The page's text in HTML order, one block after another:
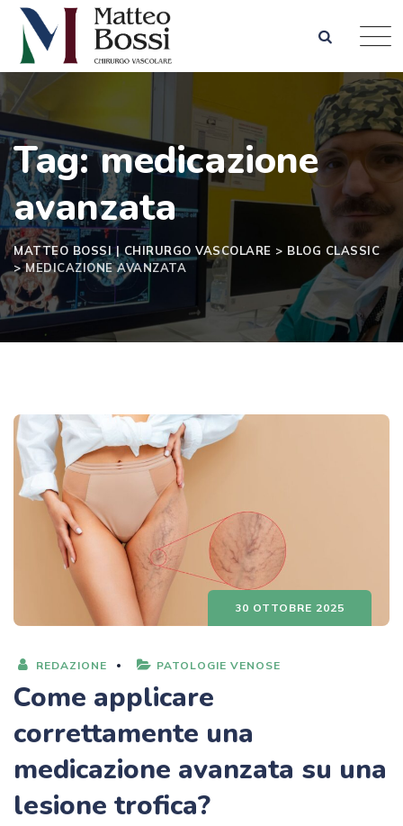
Skip
content
Tag: medicazione
avanzata
MATTEO BOSSI | CHIRURGO VASCOLARE > BLOG CLASSIC
>MEDICAZIONE AVANZATA
30 OTTOBRE 2025
REDAZIONE PATOLOGIE VENOSE
Come applicare
correttamente una
medicazione avanzata su una
lesione trofica?